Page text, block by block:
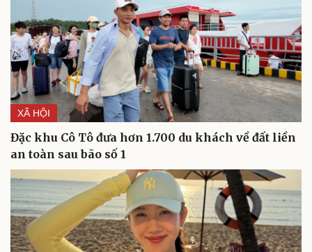
Du lịch
Tư vấn
Săn Tour
check-in
Podcast
Câu chuyện thời sự
Đọc truyện đêm khuya
Cửa sổ tình yêu
XÃ HỘI
Đặc khu Cô Tô đưa hơn 1.700 du khách về đất liền
an toàn sau bão số 1